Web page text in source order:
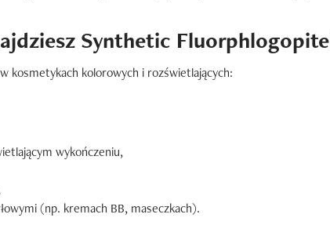
Synthetic
kosmetykach kolorowych i rozświetlających:
wykończeniu,
(np. kremach BB, maseczkach).